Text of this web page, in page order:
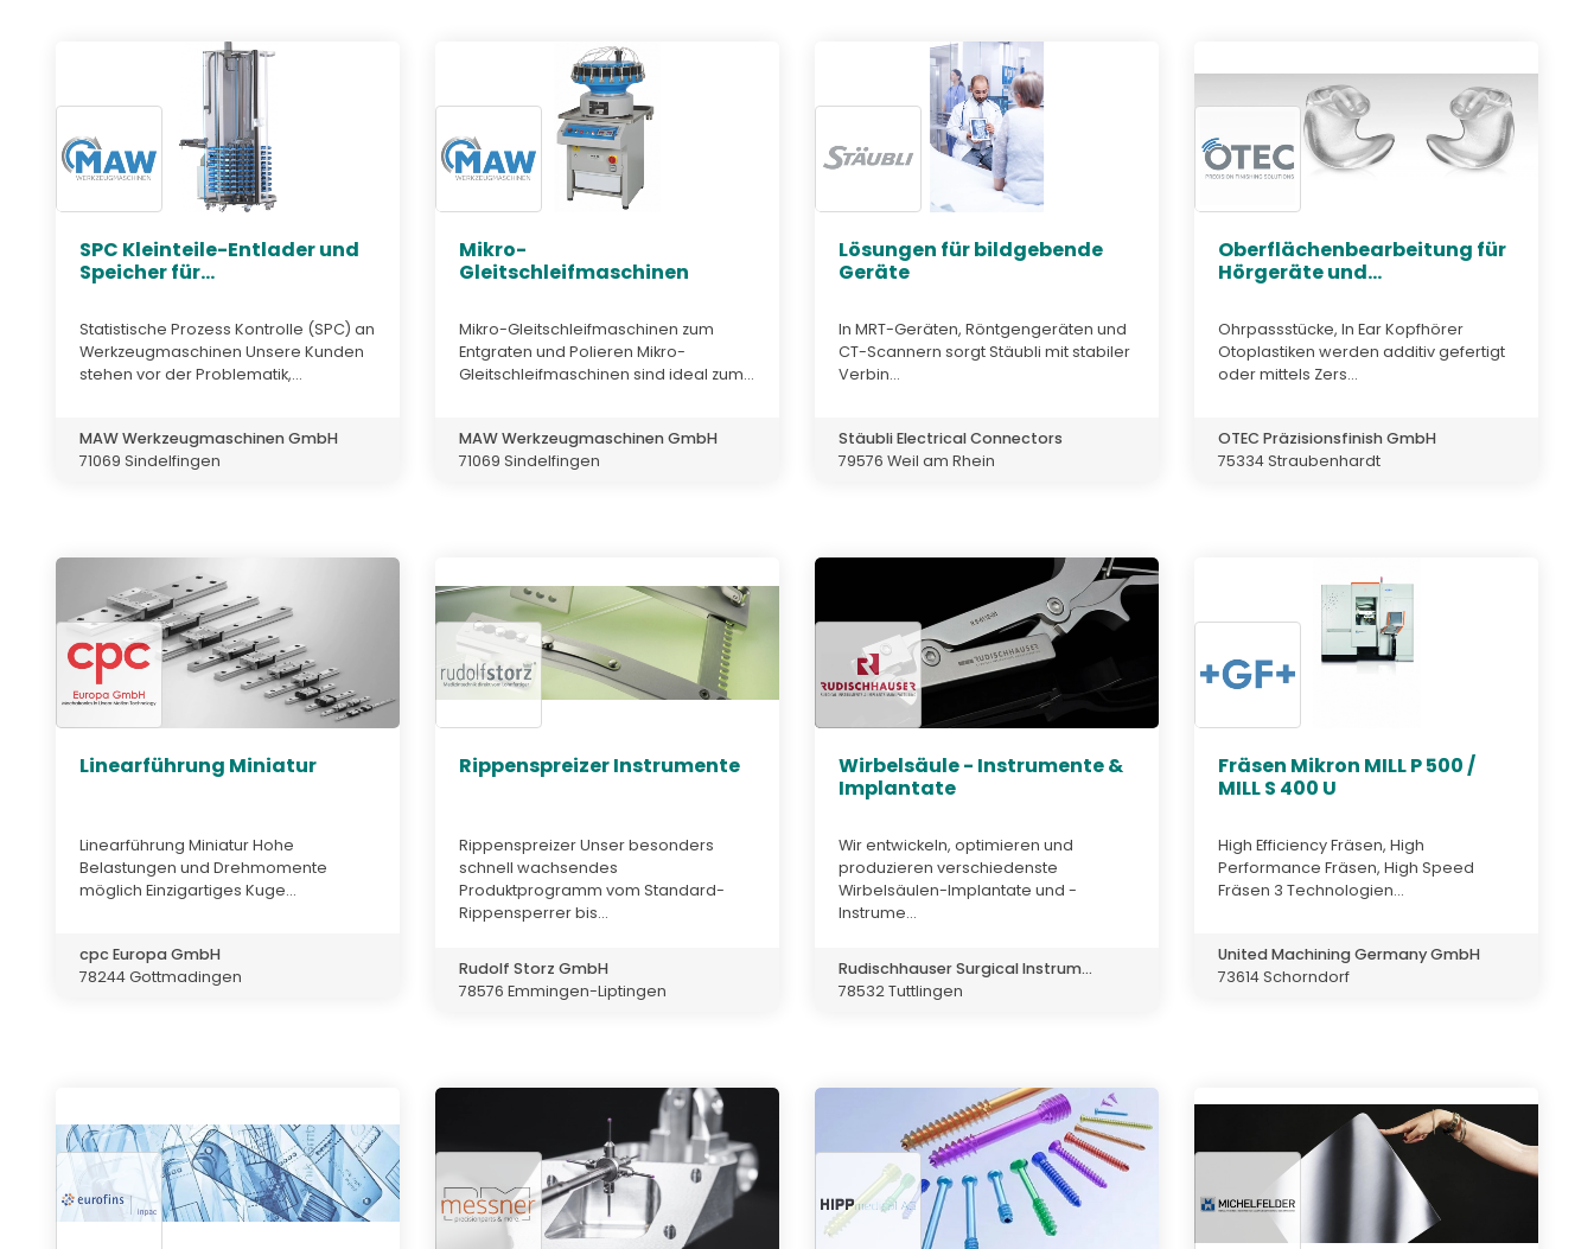
SPC Kleinteile-Entlader und
Speicher für...
Statistische Prozess Kontrolle (SPC) an
Werkzeugmaschinen Unsere Kunden
stehen vor der Problematik,...
MAW Werkzeugmaschinen GmbH
71069 Sindelfingen
Mikro-
Gleitschleifmaschinen
Mikro-Gleitschleifmaschinen zum
Entgraten und Polieren Mikro-
Gleitschleifmaschinen sind ideal zum...
MAW Werkzeugmaschinen GmbH
71069 Sindelfingen
Lösungen für bildgebende
Geräte
In MRT-Geräten, Röntgengeräten und
CT-Scannern sorgt Stäubli mit stabiler
Verbin...
Stäubli Electrical Connectors
79576 Weil am Rhein
Oberflächenbearbeitung für
Hörgeräte und...
Ohrpassstücke, In Ear Kopfhörer
Otoplastiken werden additiv gefertigt
oder mittels Zers...
OTEC Präzisionsfinish GmbH
75334 Straubenhardt
Linearführung Miniatur
Linearführung Miniatur Hohe
Belastungen und Drehmomente
möglich Einzigartiges Kuge...
cpc Europa GmbH
78244 Gottmadingen
Rippenspreizer Instrumente
Rippenspreizer Unser besonders
schnell wachsendes
Produktprogramm vom Standard-
Rippensperrer bis...
Rudolf Storz GmbH
78576 Emmingen-Liptingen
Wirbelsäule - Instrumente &
Implantate
Wir entwickeln, optimieren und
produzieren verschiedenste
Wirbelsäulen-Implantate und -
Instrume...
Rudischhauser Surgical Instrum...
78532 Tuttlingen
Fräsen Mikron MILL P 500 /
MILL S 400 U
High Efficiency Fräsen, High
Performance Fräsen, High Speed
Fräsen 3 Technologien...
United Machining Germany GmbH
73614 Schorndorf